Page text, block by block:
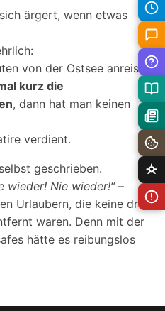
ärgert, wenn etwas
von der Ostsee anreist
kurz die
, dann hat man keinen
verdient.
geschrieben.
wieder! Nie wieder!“–
Urlaubern, die keine drei
waren. Denn mit der
hätte es reibungslos